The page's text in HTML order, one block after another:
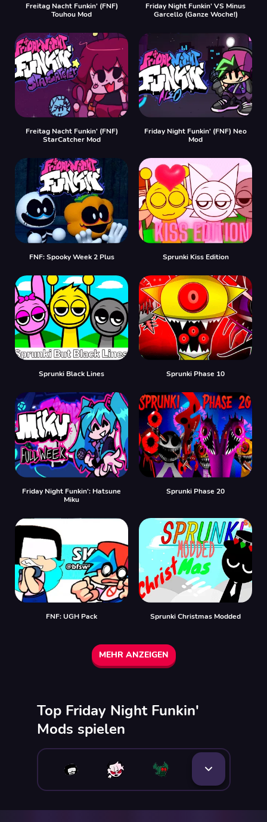
Freitag Nacht Funkin' (FNF)
Touhou Mod
Friday Night Funkin' VS Minus
Garcello (Ganze Woche!)
Freitag Nacht Funkin' (FNF)
StarCatcher Mod
Friday Night Funkin' (FNF) Neo
Mod
FNF: Spooky Week 2 Plus Sprunki Kiss Edition
Sprunki Black Lines Sprunki Phase 10
Friday Night Funkin': Hatsune
Miku
Sprunki Phase 20
FNF: UGH Pack Sprunki Christmas Modded
MEHR ANZEIGEN
Top Friday Night Funkin'
Mods spielen